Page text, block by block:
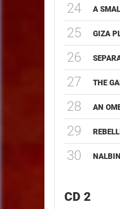
24 A
25 GIZA
26
27 THE
28 AN
29
30
CD 2